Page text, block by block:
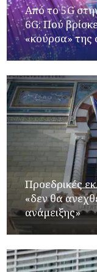
Από το 5G
6G: Πού
«κούρσα» της
Προεδρικές
«δεν θα
ανάμειξης»